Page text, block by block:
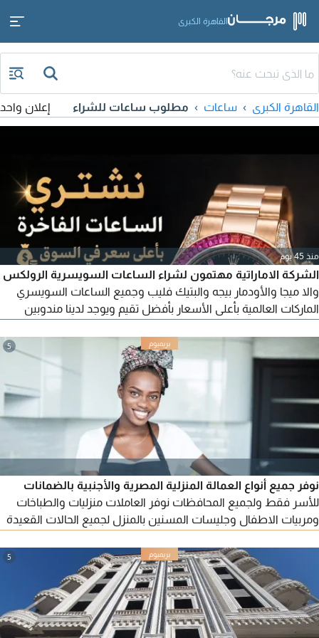
القاهرة الكبرى
القاهرة الكبرى ساعات مطلوب ساعات للشراء إعلان واحد
منذ 45 يوم
الشركة الاماراتية مهتمون لشراء الساعات السويسرية الرولكس
والا ميجا والأودمار بيجه والبتيك فليب وجميع الساعات السويسري
الماركات العالمية بأعلى الأسعار بأفضل تقيم ويوجد لدينا مندوبين
5
نوفر جميع أنواع العمالة المنزلية المصرية والأجنبية بالضمانات
للأسر فقط ولجميع المحافظات نوفر العاملات منزليات والطباخات
ومربيات الاطفال وجليسات المسنين بالمنزل لجميع الحالات القعيدة
والأثيوبيات والغينيات والافريقيات والأسيويات والفليبينيات
والأندونيسيات
5